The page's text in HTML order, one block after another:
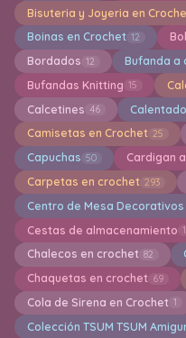
Bisuteria y Joyeria en
Boinas en Crochet 12
Bordados 12 Bufanda a
Bufandas Knitting 15
Calcetines 46
Camisetas en Crochet 25
Capuchas 50 Cardigan
Carpetas en crochet 293
Centro de Mesa
Cestas de almacenamiento
Chalecos en crochet 82
Chaquetas en crochet 69
Cola de Sirena en Crochet 1
Colección TSUM TSUM